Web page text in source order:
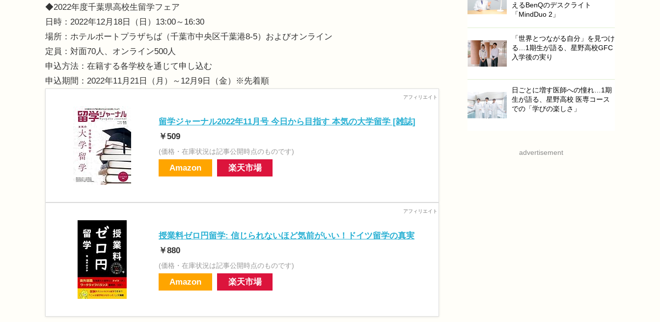
◆2022年度千葉県高校生留学フェア
日時：2022年12月18日（日）13:00～16:30
場所：ホテルポートプラザちば（千葉市中央区千葉港8-5）およびオンライン
定員：対面70人、オンライン500人
申込方法：在籍する各学校を通じて申し込む
申込期間：2022年11月21日（月）～12月9日（金）※先着順
留学ジャーナル2022年11月号 今日から目指す 本気の大学留学 [雑誌]
￥509
(価格・在庫状況は記事公開時点のものです)
Amazon 楽天市場
授業料ゼロ円留学: 信じられないほど気前がいい！ドイツ留学の真実
￥880
(価格・在庫状況は記事公開時点のものです)
Amazon 楽天市場
えるBenQのデスクライト
「MindDuo 2」
「世界とつながる自分」を見つけ
る…1期生が語る、星野高校GFC
入学後の実り
日ごとに増す医師への憧れ…1期
生が語る、星野高校 医専コース
での「学びの楽しさ」
advertisement